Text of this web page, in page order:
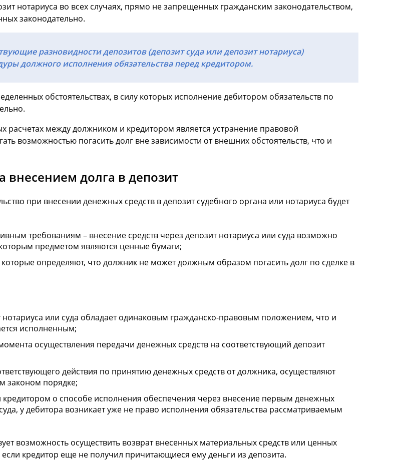
нотариуса во всех случаях, прямо не запрещенных гражданским законодательством,
законодательно.
разновидности депозитов (депозит суда или депозит нотариуса)
должного исполнения обязательства перед кредитором.
обстоятельствах, в силу которых исполнение дебитором обязательств по
между должником и кредитором является устранение правовой
возможностью погасить долг вне зависимости от внешних обстоятельств, что и
внесением долга в депозит
при внесении денежных средств в депозит судебного органа или нотариуса будет
требованиям – внесение средств через депозит нотариуса или суда возможно
предметом являются ценные бумаги;
определяют, что должник не может должным образом погасить долг по сделке в
или суда обладает одинаковым гражданско-правовым положением, что и
исполненным;
осуществления передачи денежных средств на соответствующий депозит
действия по принятию денежных средств от должника, осуществляют
законом порядке;
о способе исполнения обеспечения через внесение первым денежных
у дебитора возникает уже не право исполнения обязательства рассматриваемым
возможность осуществить возврат внесенных материальных средств или ценных
кредитор еще не получил причитающиеся ему деньги из депозита.